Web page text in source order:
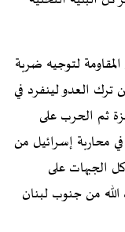
لتوجيه ضربة
ترك العدو لينفرد في
ثم الحرب على
محاربة إسرائيل من
الجبهات على
من جنوب لبنان